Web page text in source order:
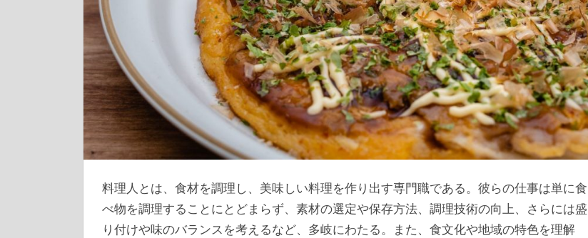
料理人とは、食材を調理し、美味しい料理を作り出す専門職である。 彼らの仕事は単に食
べ物を調理することにとどまらず、素材の選定や保存方法、調理技術の向上、さらには盛
り付けや味のバランスを考えるなど、多岐にわたる。また、食文化や地域の特色を理解